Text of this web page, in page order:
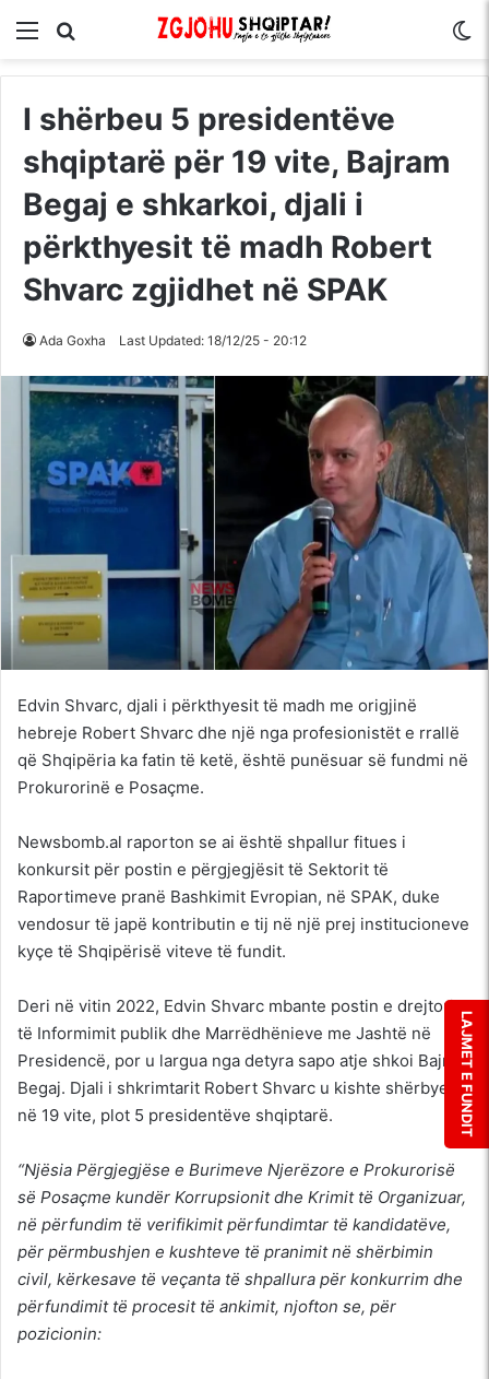
Menu
I shërbeu 5 presidentëve
shqiptarë për 19 vite, Bajram
Begaj e shkarkoi, djali i
përkthyesit të madh Robert
Shvarc zgjidhet në SPAK
Ada Goxha Last Updated: 18/12/25 - 20:12
Edvin Shvarc, djali i përkthyesit të madh me origjinë
hebreje Robert Shvarc dhe një nga profesionistët e rrallë
që Shqipëria ka fatin të ketë, është punësuar së fundmi në
Prokurorinë e Posaçme.
Newsbomb.al raporton se ai është shpallur fitues i
konkursit për postin e përgjegjësit të Sektorit të
Raportimeve pranë Bashkimit Evropian, në SPAK, duke
vendosur të japë kontributin e tij në një prej institucioneve
kyçe të Shqipërisë viteve të fundit.
Deri në vitin 2022, Edvin Shvarc mbante postin e drejtorit
të Informimit publik dhe Marrëdhënieve me Jashtë në
Presidencë, por u largua nga detyra sapo atje shkoi Bajram
Begaj. Djali i shkrimtarit Robert Shvarc u kishte shërbyer
në 19 vite, plot 5 presidentëve shqiptarë.
“Njësia Përgjegjëse e Burimeve Njerëzore e Prokurorisë
së Posaçme kundër Korrupsionit dhe Krimit të Organizuar,
në përfundim të verifikimit përfundimtar të kandidatëve,
për përmbushjen e kushteve të pranimit në shërbimin
civil, kërkesave të veçanta të shpallura për konkurrim dhe
përfundimit të procesit të ankimit, njofton se, për
pozicionin:
LAJMET E FUNDIT